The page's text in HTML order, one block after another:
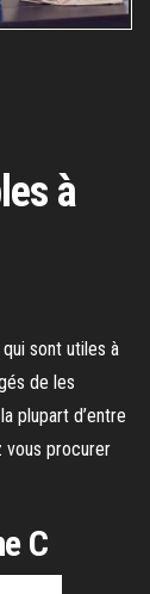
à
sont utiles à
de les
plupart d’entre
vous procurer
C